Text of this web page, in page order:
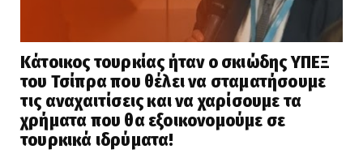
Κάτοικος τουρκίας ήταν ο σκιώδης ΥΠΕΞ
του Τσίπρα που θέλει να σταματήσουμε
τις αναχαιτίσεις και να χαρίσουμε τα
χρήματα που θα εξοικονομούμε σε
τουρκικά ιδρύματα!